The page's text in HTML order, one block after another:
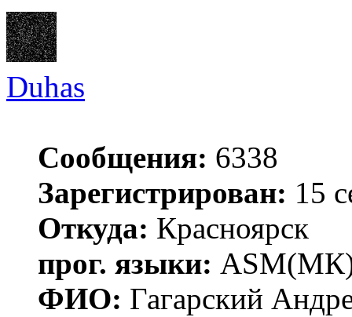
Duhas
Сообщения: 6338
Зарегистрирован: 15
Откуда: Красноярск
прог. языки:
ФИО: Гагарский